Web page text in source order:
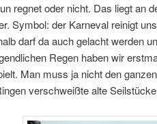
regnet oder nicht. Das liegt an
Symbol: der Karneval reinigt
darf da auch gelacht werden
Regen haben wir
Man muss ja nicht den
verschweißte alte